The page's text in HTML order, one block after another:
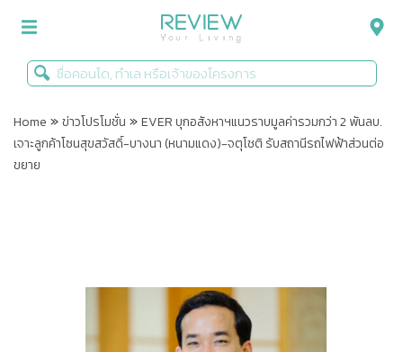
รีวิวคอนโด
รีวิวบ้าน
Home »ข่าวโปรโมชั่น »EVER บุกอสังหาฯแนวราบมูลค่ารวมกว่า 2 พันลบ.
เจาะลูกค้าโซนสุขสวัสดิ์-บางนา (หนามแดง)-จตุโชติ รับสถานีรถไฟฟ้าส่วนต่อ
ขยาย